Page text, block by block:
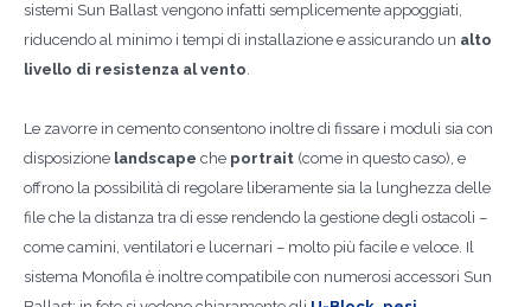
sistemi Sun Ballast vengono infatti semplicemente appoggiati,
riducendo al minimo i tempi di installazione e assicurando un alto
livello di resistenza al vento.
Le zavorre in cemento consentono inoltre di fissare i moduli sia con
disposizione landscape che portrait (come in questo caso), e
offrono la possibilità di regolare liberamente sia la lunghezza delle
file che la distanza tra di esse rendendo la gestione degli ostacoli –
come camini, ventilatori e lucernari – molto più facile e veloce. Il
sistema Monofila è inoltre compatibile con numerosi accessori Sun